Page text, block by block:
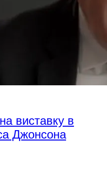
виставку в
Джонсона